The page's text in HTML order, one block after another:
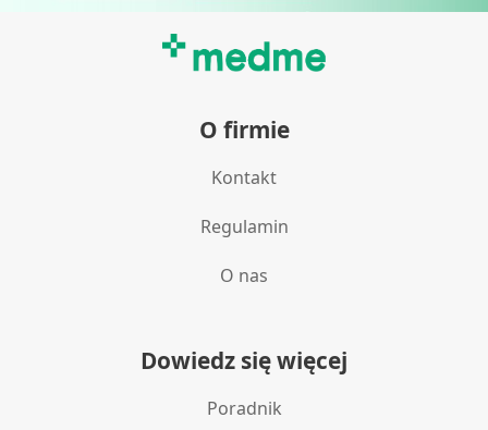
O firmie
Kontakt
Regulamin
O nas
Dowiedz się więcej
Poradnik